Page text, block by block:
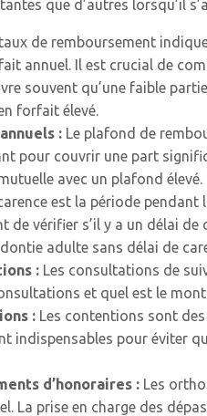
que d’autres lorsqu’il
de remboursement
annuel. Il est crucial de
souvent qu’une faible
forfait élevé.
: Le plafond de
pour couvrir une part
avec un plafond élevé.
est la période
de vérifier s’il y a un délai
adulte sans délai de
: Les consultations de
et quel est le
: Les contentions sont
indispensables pour éviter
d’honoraires : Les
La prise en charge des